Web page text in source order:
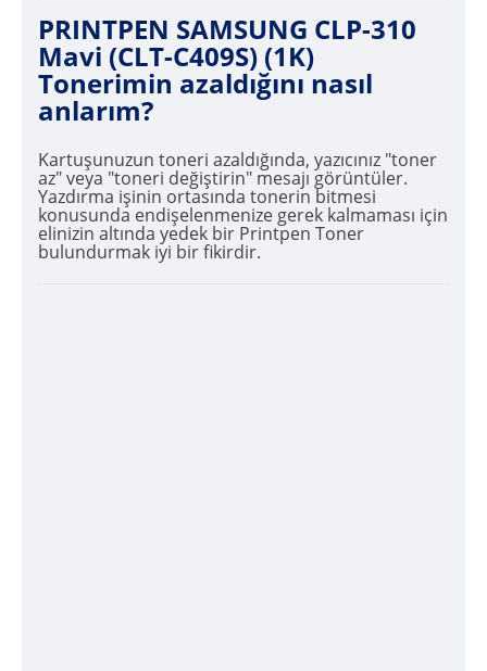
PRINTPEN SAMSUNG CLP-310
Mavi (CLT-C409S) (1K)
Tonerimin azaldığını nasıl
anlarım?
Kartuşunuzun toneri azaldığında, yazıcınız "toner
az" veya "toneri değiştirin" mesajı görüntüler.
Yazdırma işinin ortasında tonerin bitmesi
konusunda endişelenmenize gerek kalmaması için
elinizin altında yedek bir Printpen Toner
bulundurmak iyi bir fikirdir.